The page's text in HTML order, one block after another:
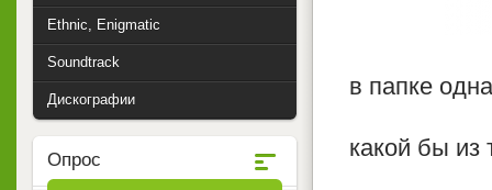
в папке
какой бы из
Ethnic, Enigmatic
Soundtrack
Дискографии
Опрос